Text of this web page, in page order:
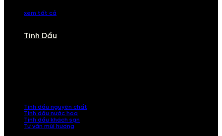
xem tất cả
Tinh Dầu
Tinh dầu nguyên chất
Tinh dầu nước hoa
Tinh dầu khách sạn
Tư vấn mùi hương